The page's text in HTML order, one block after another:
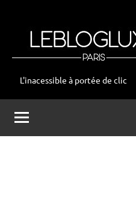
leblogluxe
L'inacessible à portée de clic